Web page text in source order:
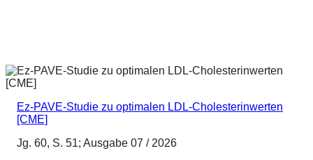
Ez-PAVE-Studie zu optimalen LDL-Cholesterinwerten
[CME]
Jg. 60, S. 51; Ausgabe 07 / 2026